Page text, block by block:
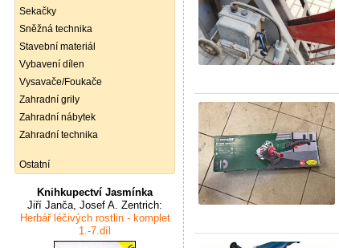
Sekačky
Sněžná technika
Stavební materiál
Vybavení dílen
Vysavače/Foukače
Zahradní grily
Zahradní nábytek
Zahradní technika
Ostatní
Knihkupectví Jasmínka
Jiří Janča, Josef A. Zentrich:
Herbář léčivých rostlin - komplet
1.-7.díl